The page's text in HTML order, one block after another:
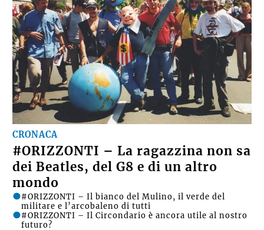
CRONACA
#ORIZZONTI – La ragazzina non sa
dei Beatles, del G8 e di un altro
mondo
#ORIZZONTI – Il bianco del Mulino, il verde del
militare e l’arcobaleno di tutti
#ORIZZONTI – Il Circondario è ancora utile al nostro
futuro?